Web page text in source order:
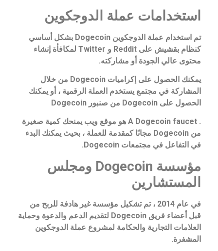
استخدامات عملة الدوجكوين
تم استخدام عملة الدوجكوين Dogecoin بشكل أساسي
كنظام بقشيش على Reddit و Twitter لمكافأة إنشاء
محتوى عالي الجودة أو مشاركته.
يمكنك الحصول على إكراميات Dogecoin من خلال
المشاركة في مجتمع يستخدم العملة الرقمية ، أو يمكنك
الحصول على Dogecoin من صنبور Dogecoin
. A Dogecoin faucet هو موقع ويب يمنحك كمية صغيرة
من Dogecoin مجانًا كمقدمة للعملة ، بحيث يمكنك البدء
في التفاعل في مجتمعات Dogecoin.
مؤسسة Dogecoin ومجلس
المستشارين
في عام 2014 ، تم تشكيل مؤسسة غير هادفة للربح من
قبل أعضاء فريق Dogecoin لتقديم الدعم والدعوة وحماية
العلامات التجارية والحكامة لمشروع عملة الدوجكوين
المشفرة.